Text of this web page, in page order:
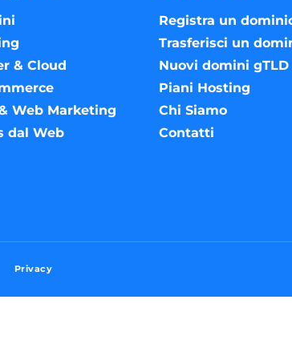
& Cloud
Web Marketing
dal Web
Registra un
Trasferisci un
Nuovi domini gTLD
Piani Hosting
Chi Siamo
Contatti
Privacy